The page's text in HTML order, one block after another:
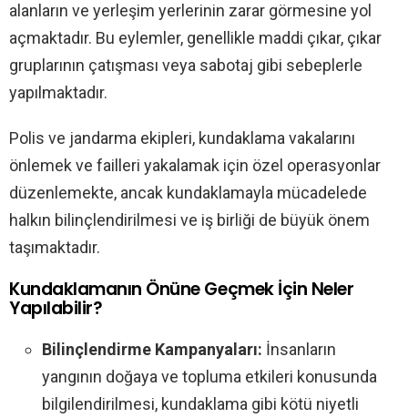
alanların ve yerleşim yerlerinin zarar görmesine yol
açmaktadır. Bu eylemler, genellikle maddi çıkar, çıkar
gruplarının çatışması veya sabotaj gibi sebeplerle
yapılmaktadır.
Polis ve jandarma ekipleri, kundaklama vakalarını
önlemek ve failleri yakalamak için özel operasyonlar
düzenlemekte, ancak kundaklamayla mücadelede
halkın bilinçlendirilmesi ve iş birliği de büyük önem
taşımaktadır.
Kundaklamanın Önüne Geçmek İçin Neler
Yapılabilir?
Bilinçlendirme Kampanyaları: İnsanların
yangının doğaya ve topluma etkileri konusunda
bilgilendirilmesi, kundaklama gibi kötü niyetli